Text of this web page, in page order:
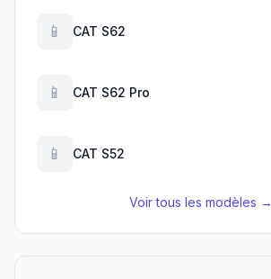
📱 CAT S62
📱 CAT S62 Pro
📱 CAT S52
Voir tous les modèles →